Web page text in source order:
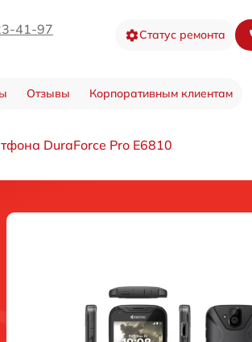
41-97 Статус ремонта
Отзывы Корпоративным клиентам
DuraForce Pro E6810